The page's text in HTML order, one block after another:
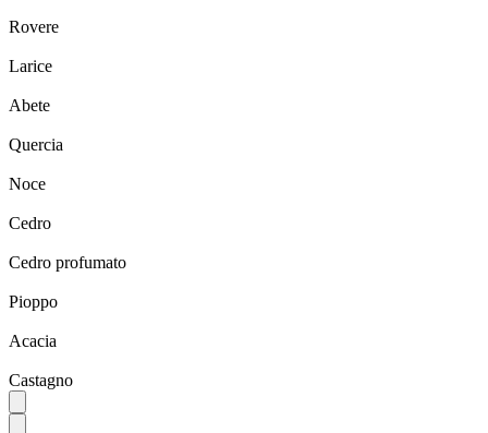
Rovere
Larice
Abete
Quercia
Noce
Cedro
Cedro profumato
Pioppo
Acacia
Castagno